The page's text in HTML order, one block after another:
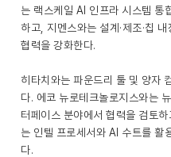
는 랙스케일 AI 인프라 시스템 통
하고, 지멘스와는 설계·제조·칩
협력을 강화한다.
히타치와는 파운드리 툴 및 양자
다. 에코 뉴로테크놀로지스와는
터페이스 분야에서 협력을 검토
는 인텔 프로세서와 AI 수트를 활
다.